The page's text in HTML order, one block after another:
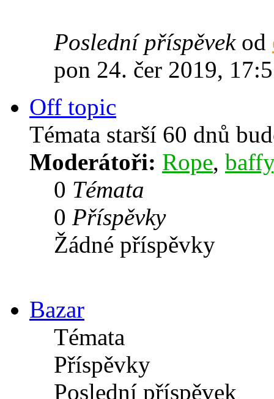
Poslední příspěvekod
pon 24. čer 2019,
Off topic
Témata starší 60 dnů
Moderátoři: Rope, baffy
0 Témata
0 Příspěvky
Žádné příspěvky
Bazar
Témata
Příspěvky
Poslední příspěvek